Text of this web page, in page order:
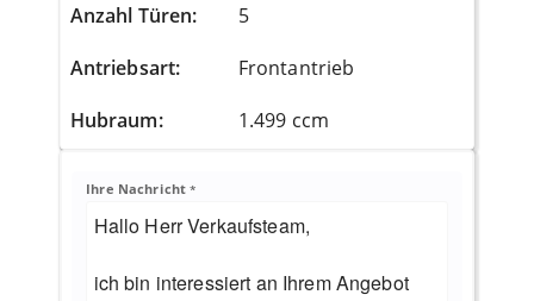
Anzahl Türen:
5
Antriebsart:
Frontantrieb
Hubraum: 1.499 ccm
Ihre Nachricht *